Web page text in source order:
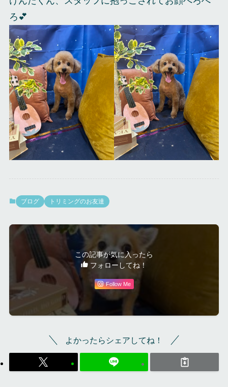
ろ💕
ブログ トリミングのお友達
この記事が気に入ったら
フォローしてね！
Follow Me
よかったらシェアしてね！